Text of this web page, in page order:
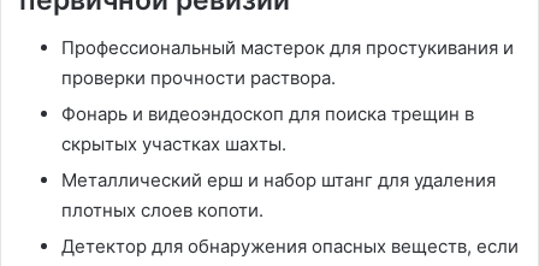
Профессиональный мастерок для простукивания и
проверки прочности раствора.
Фонарь и видеоэндоскоп для поиска трещин в
скрытых участках шахты.
Металлический ерш и набор штанг для удаления
плотных слоев копоти.
Детектор для обнаружения опасных веществ, если